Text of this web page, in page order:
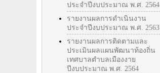
ประจำปีงบประมาณ พ.ศ. 2564
รายงานผลการดำเนินงาน
ประจำปีงบประมาณ พ.ศ. 2563
รายงานผลการติดตามและ
ประเมินผลแผนพัฒนาท้องถิ่น
เทศบาลตำบลเมืองงาย
ปีงบประมาณ พ.ศ. 2564